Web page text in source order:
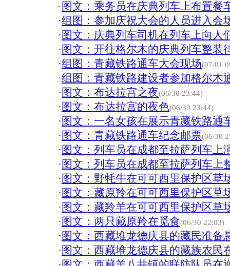
· 图文：乘务员在庆典列车上布置餐
·组图：参加庆祝大会的人员进入会
· 图文：庆典列车司机在列车上向人
· 图文：开往格尔木的庆典列车整装
·组图：青藏铁路通车大会现场(07/01
·组图：青藏铁路建设者参加格尔木
· 图文：布达拉宫之夜(06/30 23:44)
· 图文：布达拉宫的夜色(06/30 23:44)
· 图文：一名女孩在展示青藏铁路通
· 图文：青藏铁路通车纪念邮票(06/30
· 图文：列车员在成都至拉萨列车上
· 图文：列车员在成都至拉萨列车上
· 图文：野牦牛在可可西里保护区草
· 图文：藏原羚在可可西里保护区草
· 图文：藏羚羊在可可西里保护区草
· 图文：两只藏原羚在觅食(06/30 22:03)
· 图文：西藏堆龙德庆县的藏民准备
· 图文：西藏堆龙德庆县的藏族农民